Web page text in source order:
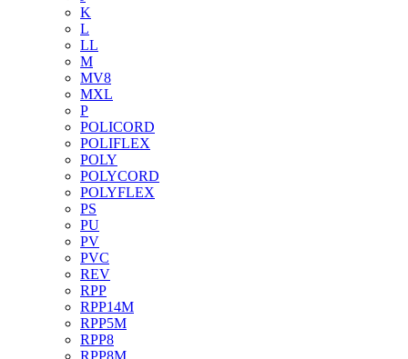
K
L
LL
M
MV8
MXL
P
POLICORD
POLIFLEX
POLY
POLYCORD
POLYFLEX
PS
PU
PV
PVC
REV
RPP
RPP14M
RPP5M
RPP8
RPP8M